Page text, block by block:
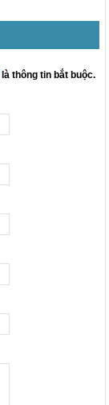
là thông tin bắt buộc.